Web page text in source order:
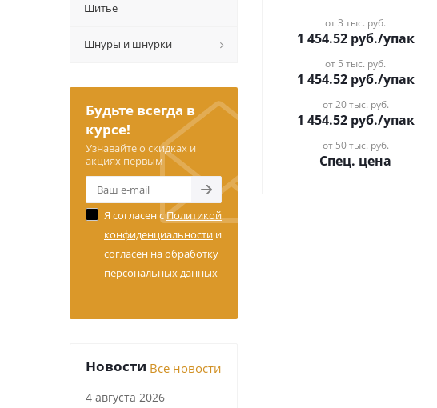
от 3 тыс. руб.
1 454.52руб./упак
от 5 тыс. руб.
1 454.52руб./упак
от 20 тыс. руб.
1 454.52руб./упак
от 50 тыс. руб.
Спец. цена
Шитье
Шнуры и шнурки
Будьте всегда в
курсе!
Узнавайте о скидках и
акциях первым
Я согласен сПолитикой
конфиденциальности и
согласен на обработку
персональных данных
Новости Все новости
4 августа 2026